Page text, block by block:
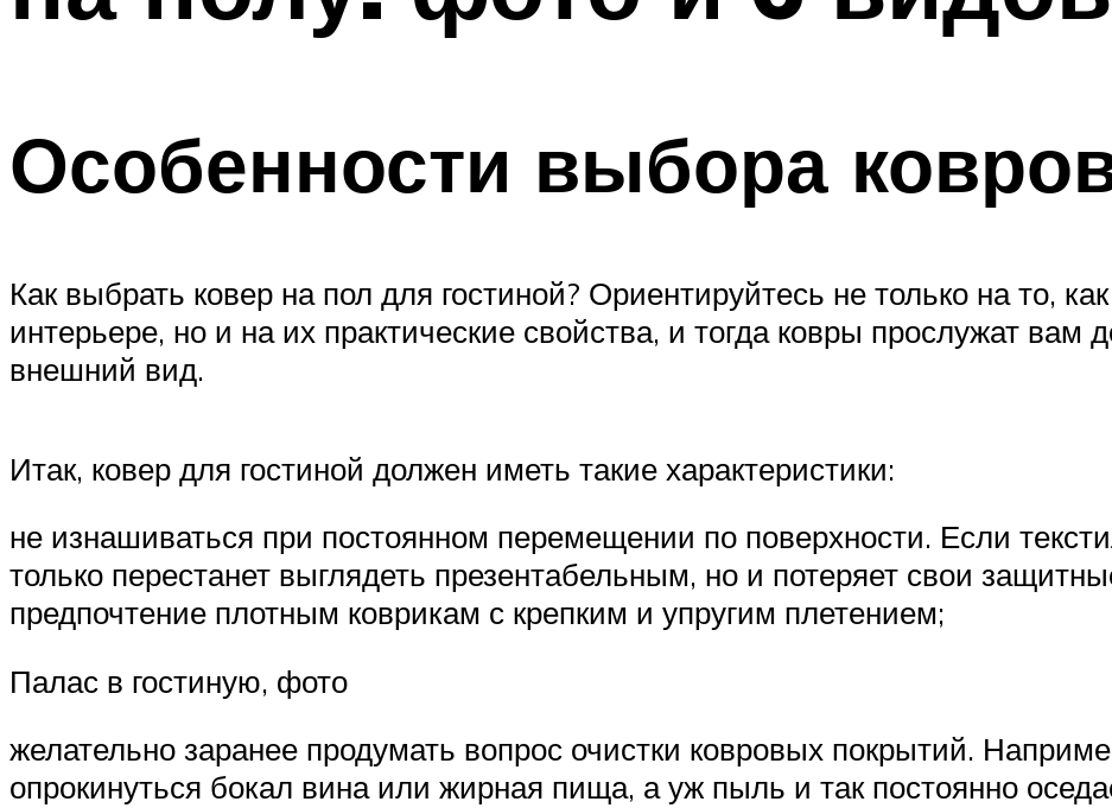
Особенности выбора
Как выбрать ковер на пол для гостиной? Ориентируйтесь не только на то,
интерьере, но и на их практические свойства, и тогда ковры прослужат вам
внешний вид.
Итак, ковер для гостиной должен иметь такие характеристики:
не изнашиваться при постоянном перемещении по поверхности. Если
только перестанет выглядеть презентабельным, но и потеряет свои
предпочтение плотным коврикам с крепким и упругим плетением;
Палас в гостиную, фото
желательно заранее продумать вопрос очистки ковровых покрытий.
опрокинуться бокал вина или жирная пища, а уж пыль и так постоянно